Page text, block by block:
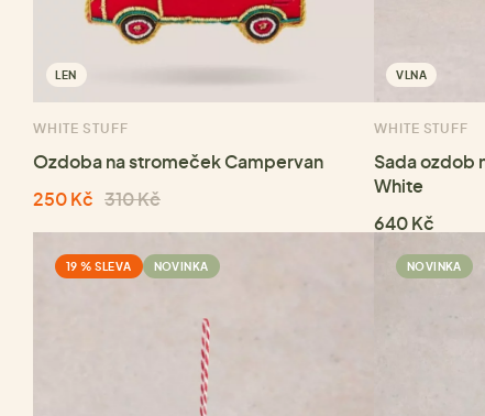
LEN
WHITE STUFF
Ozdoba na stromeček Campervan
250 Kč 310 Kč
VLNA
WHITE STUFF
Sada ozdob
White
640 Kč
19 % SLEVA NOVINKA NOVINKA